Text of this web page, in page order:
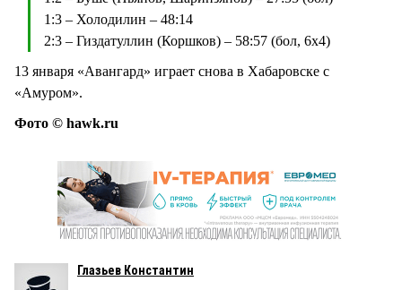
1:3 – Холодилин – 48:14
2:3 – Гиздатуллин (Коршков) – 58:57 (бол, 6х4)
13 января «Авангард» играет снова в Хабаровске с
«Амуром».
Фото © hawk.ru
Глазьев Константин